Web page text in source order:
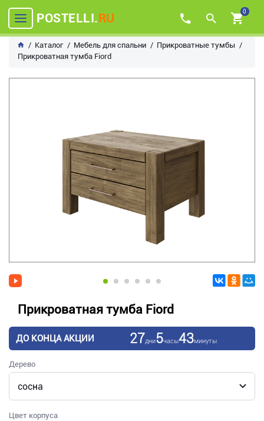
POSTELLI.RU 0
Каталог Мебель для спальни
Прикроватные тумбы
Прикроватная тумба Fiord
Прикроватная тумба Fiord
ДО КОНЦА АКЦИИ 27дни5часы43минуты
Дерево
Цвет корпуса